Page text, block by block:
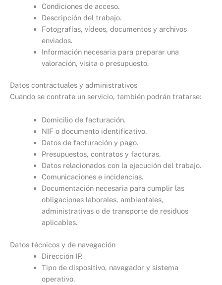
Condiciones de acceso.
Descripción del trabajo.
Fotografías, vídeos, documentos y archivos
enviados.
Información necesaria para preparar una
valoración, visita o presupuesto.
Datos contractuales y administrativos
Cuando se contrate un servicio, también podrán tratarse:
Domicilio de facturación.
NIF o documento identificativo.
Datos de facturación y pago.
Presupuestos, contratos y facturas.
Datos relacionados con la ejecución del trabajo.
Comunicaciones e incidencias.
Documentación necesaria para cumplir las
obligaciones laborales, ambientales,
administrativas o de transporte de residuos
aplicables.
Datos técnicos y de navegación
Dirección IP.
Tipo de dispositivo, navegador y sistema
operativo.